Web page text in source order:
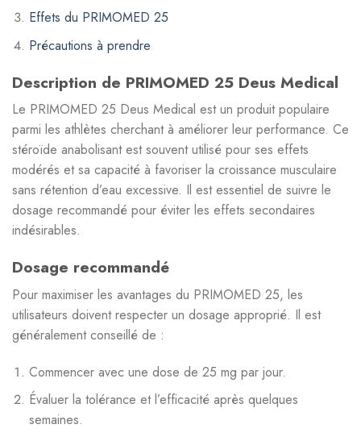
Effets du PRIMOMED 25
Précautions à prendre
Description de PRIMOMED 25 Deus Medical
Le PRIMOMED 25 Deus Medical est un produit populaire
parmi les athlètes cherchant à améliorer leur performance. Ce
stéroïde anabolisant est souvent utilisé pour ses effets
modérés et sa capacité à favoriser la croissance musculaire
sans rétention d’eau excessive. Il est essentiel de suivre le
dosage recommandé pour éviter les effets secondaires
indésirables.
Dosage recommandé
Pour maximiser les avantages du PRIMOMED 25, les
utilisateurs doivent respecter un dosage approprié. Il est
généralement conseillé de :
Commencer avec une dose de 25 mg par jour.
Évaluer la tolérance et l’efficacité après quelques
semaines.